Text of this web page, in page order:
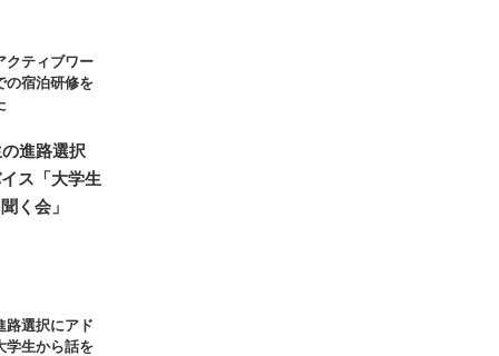
クティブワー
の宿泊研修を
路選択にアド
学生から話を